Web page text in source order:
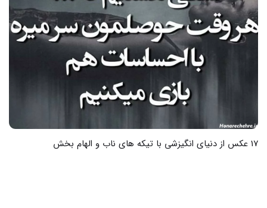
21 عکس از لاتی های خفن و تیکه دار که جذابیت را دوچندان میکند